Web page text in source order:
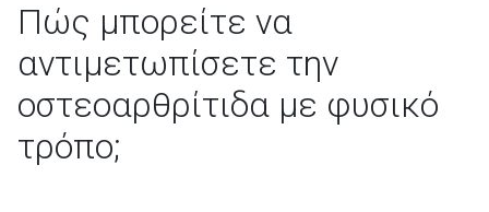
Πώς μπορείτε να
αντιμετωπίσετε την
οστεοαρθρίτιδα με φυσικό
τρόπο;